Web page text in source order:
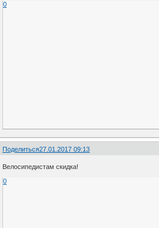
0
Поделиться27.01.2017 09:13
Велосипедистам скидка!
0